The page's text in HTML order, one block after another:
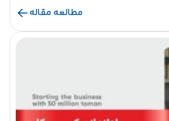
مطالعه مقاله